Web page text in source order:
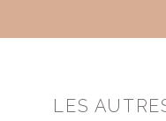
LES